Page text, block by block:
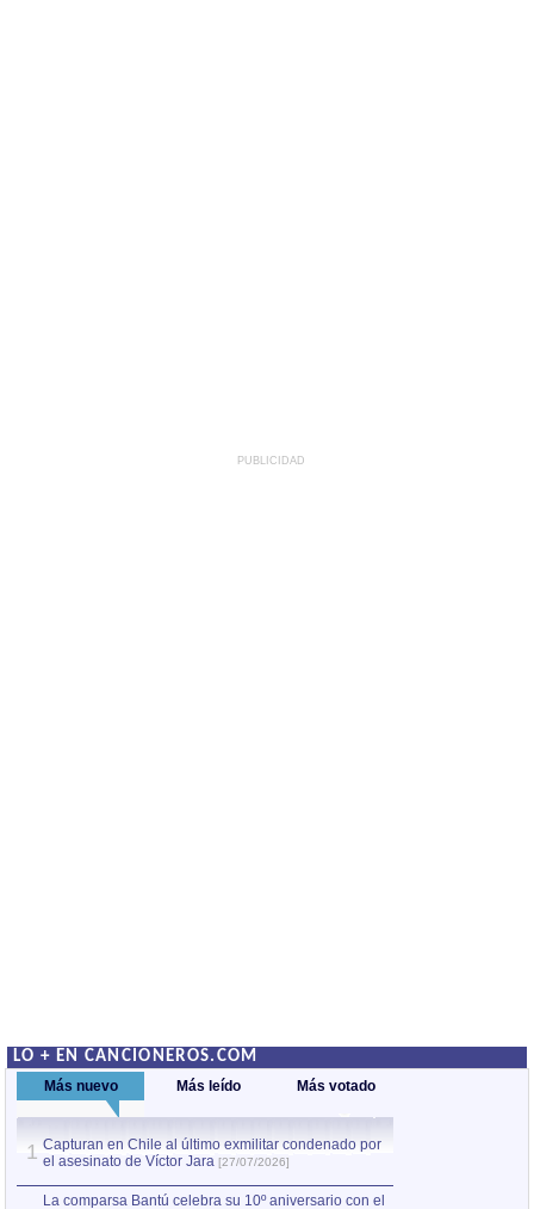
PUBLICIDAD
LO + EN CANCIONEROS.COM
Más nuevo Más leído Más votado
1 Capturan en Chile al último exmilitar condenado por
el asesinato de Víctor Jara [27/07/2026]
La comparsa Bantú celebra su 10º aniversario con el